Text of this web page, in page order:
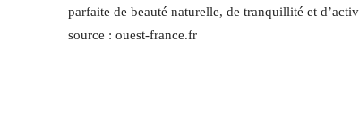
parfaite de beauté naturelle, de tranquillité et
source : ouest-france.fr